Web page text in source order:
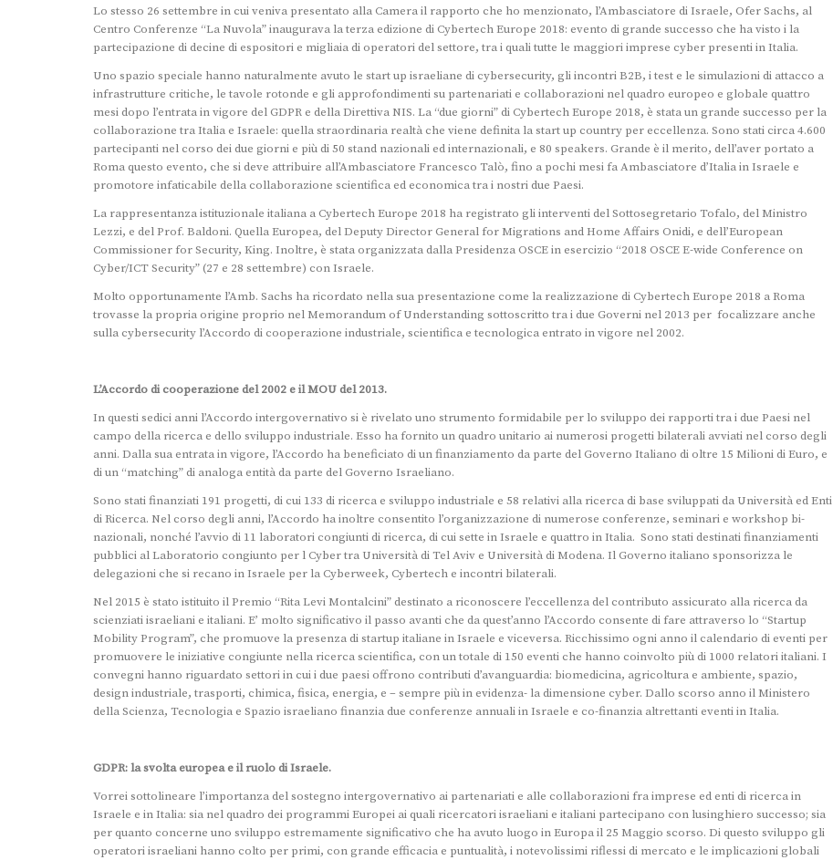
Lo stesso 26 settembre in cui veniva presentato alla Camera il rapporto che ho menzionato, l’Ambasciatore di Israele, Ofer Sachs, al
Centro Conferenze “La Nuvola” inaugurava la terza edizione di Cybertech Europe 2018: evento di grande successo che ha visto i la
partecipazione di decine di espositori e migliaia di operatori del settore, tra i quali tutte le maggiori imprese cyber presenti in Italia.
Uno spazio speciale hanno naturalmente avuto le start up israeliane di cybersecurity, gli incontri B2B, i test e le simulazioni di attacco a
infrastrutture critiche, le tavole rotonde e gli approfondimenti su partenariati e collaborazioni nel quadro europeo e globale quattro
mesi dopo l’entrata in vigore del GDPR e della Direttiva NIS. La “due giorni” di Cybertech Europe 2018, è stata un grande successo per la
collaborazione tra Italia e Israele: quella straordinaria realtà che viene definita la start up country per eccellenza. Sono stati circa 4.600
partecipanti nel corso dei due giorni e più di 50 stand nazionali ed internazionali, e 80 speakers. Grande è il merito, dell’aver portato a
Roma questo evento, che si deve attribuire all’Ambasciatore Francesco Talò, fino a pochi mesi fa Ambasciatore d’Italia in Israele e
promotore infaticabile della collaborazione scientifica ed economica tra i nostri due Paesi.
La rappresentanza istituzionale italiana a Cybertech Europe 2018 ha registrato gli interventi del Sottosegretario Tofalo, del Ministro
Lezzi, e del Prof. Baldoni. Quella Europea, del Deputy Director General for Migrations and Home Affairs Onidi, e dell’European
Commissioner for Security, King. Inoltre, è stata organizzata dalla Presidenza OSCE in esercizio “2018 OSCE E-wide Conference on
Cyber/ICT Security” (27 e 28 settembre) con Israele.
Molto opportunamente l’Amb. Sachs ha ricordato nella sua presentazione come la realizzazione di Cybertech Europe 2018 a Roma
trovasse la propria origine proprio nel Memorandum of Understanding sottoscritto tra i due Governi nel 2013 per focalizzare anche
sulla cybersecurity l’Accordo di cooperazione industriale, scientifica e tecnologica entrato in vigore nel 2002.
L’Accordo di cooperazione del 2002 e il MOU del 2013.
In questi sedici anni l’Accordo intergovernativo si è rivelato uno strumento formidabile per lo sviluppo dei rapporti tra i due Paesi nel
campo della ricerca e dello sviluppo industriale. Esso ha fornito un quadro unitario ai numerosi progetti bilaterali avviati nel corso degli
anni. Dalla sua entrata in vigore, l’Accordo ha beneficiato di un finanziamento da parte del Governo Italiano di oltre 15 Milioni di Euro, e
di un “matching” di analoga entità da parte del Governo Israeliano.
Sono stati finanziati 191 progetti, di cui 133 di ricerca e sviluppo industriale e 58 relativi alla ricerca di base sviluppati da Università ed Enti
di Ricerca. Nel corso degli anni, l’Accordo ha inoltre consentito l’organizzazione di numerose conferenze, seminari e workshop bi-
nazionali, nonché l’avvio di 11 laboratori congiunti di ricerca, di cui sette in Israele e quattro in Italia. Sono stati destinati finanziamenti
pubblici al Laboratorio congiunto per l Cyber tra Università di Tel Aviv e Università di Modena. Il Governo italiano sponsorizza le
delegazioni che si recano in Israele per la Cyberweek, Cybertech e incontri bilaterali.
Nel 2015 è stato istituito il Premio “Rita Levi Montalcini” destinato a riconoscere l’eccellenza del contributo assicurato alla ricerca da
scienziati israeliani e italiani. E’ molto significativo il passo avanti che da quest’anno l’Accordo consente di fare attraverso lo “Startup
Mobility Program”, che promuove la presenza di startup italiane in Israele e viceversa. Ricchissimo ogni anno il calendario di eventi per
promuovere le iniziative congiunte nella ricerca scientifica, con un totale di 150 eventi che hanno coinvolto più di 1000 relatori italiani. I
convegni hanno riguardato settori in cui i due paesi offrono contributi d’avanguardia: biomedicina, agricoltura e ambiente, spazio,
design industriale, trasporti, chimica, fisica, energia, e – sempre più in evidenza- la dimensione cyber. Dallo scorso anno il Ministero
della Scienza, Tecnologia e Spazio israeliano finanzia due conferenze annuali in Israele e co-finanzia altrettanti eventi in Italia.
GDPR: la svolta europea e il ruolo di Israele.
Vorrei sottolineare l’importanza del sostegno intergovernativo ai partenariati e alle collaborazioni fra imprese ed enti di ricerca in
Israele e in Italia: sia nel quadro dei programmi Europei ai quali ricercatori israeliani e italiani partecipano con lusinghiero successo; sia
per quanto concerne uno sviluppo estremamente significativo che ha avuto luogo in Europa il 25 Maggio scorso. Di questo sviluppo gli
operatori israeliani hanno colto per primi, con grande efficacia e puntualità, i notevolissimi riflessi di mercato e le implicazioni globali